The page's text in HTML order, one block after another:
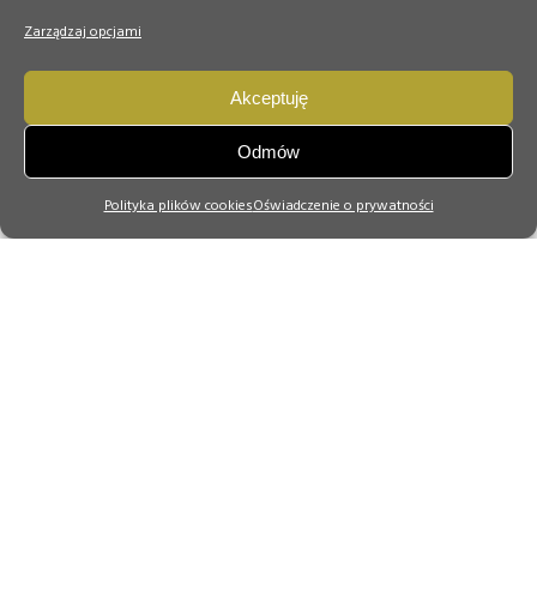
Zarządzaj opcjami
Akceptuję
Odmów
Polityka plików cookiesOświadczenie o prywatności